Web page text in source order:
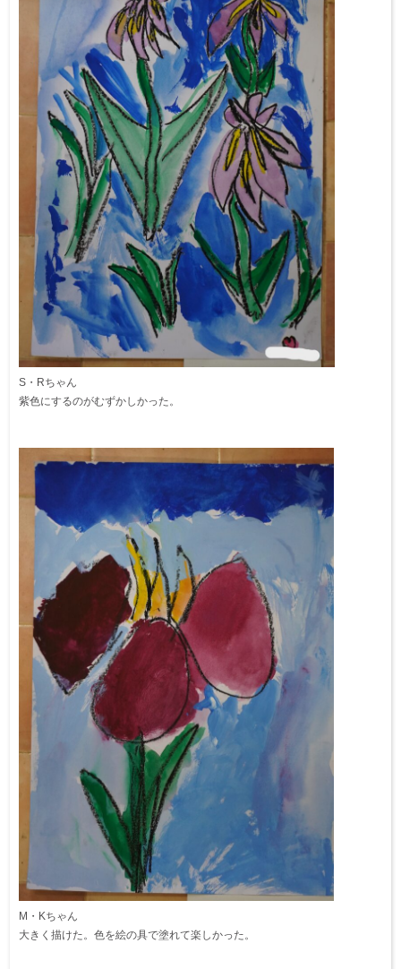
S・Rちゃん
紫色にするのがむずかしかった。
M・Kちゃん
大きく描けた。色を絵の具で塗れて楽しかった。